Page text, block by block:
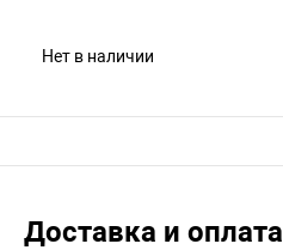
Нет в наличии
Доставка и оплата